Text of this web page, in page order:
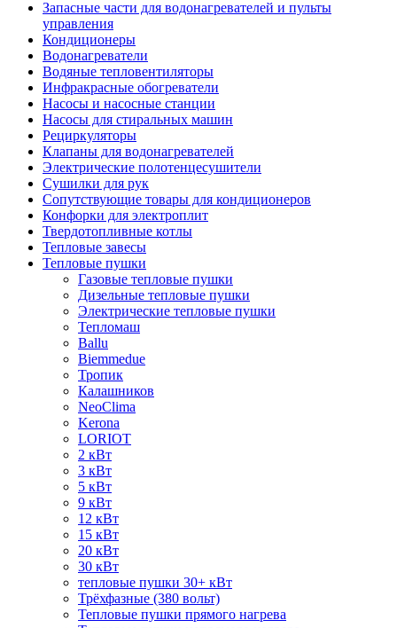
Запасные части для водонагревателей и пульты
управления
Кондиционеры
Водонагреватели
Водяные тепловентиляторы
Инфракрасные обогреватели
Насосы и насосные станции
Насосы для стиральных машин
Рециркуляторы
Клапаны для водонагревателей
Электрические полотенцесушители
Сушилки для рук
Сопутствующие товары для кондиционеров
Конфорки для электроплит
Твердотопливные котлы
Тепловые завесы
Тепловые пушки
Газовые тепловые пушки
Дизельные тепловые пушки
Электрические тепловые пушки
Тепломаш
Ballu
Biemmedue
Тропик
Калашников
NeoClima
Kerona
LORIOT
2 кВт
3 кВт
5 кВт
9 кВт
12 кВт
15 кВт
20 кВт
30 кВт
тепловые пушки 30+ кВт
Трёхфазные (380 вольт)
Тепловые пушки прямого нагрева